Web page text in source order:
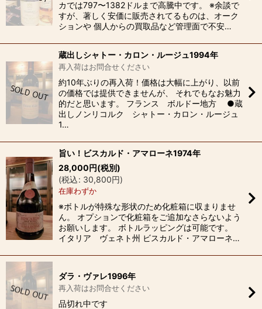
カでは797〜1382ドルまで高騰中です。 ※余談で
すが、著しく安価に販売されてるものは、オーク
ションや 個人からの買取品など管理面で不安…
蔵出しシャトー・カロン・ルージュ1994年
再入荷はお問合せください
約10年ぶりの再入荷！価格は大幅に上がり、以前
の価格では提供できませんが、 それでもなお魅力
的だと思います。 フランス ボルドー地方 ●蔵
出しノンリコルク シャトー・カロン・ルージュ
1…
旨い！ビスカルド・アマローネ1974年
28,000円(税別)
(税込: 30,800円)
在庫わずか
※ボトルが特殊な形状のため化粧箱に収まりませ
ん。 オプションで化粧箱をご追加なさらないよう
お願いします。 ボトルラッピングは可能です。
イタリア ヴェネト州 ビスカルド・アマローネ…
ダラ・ヴァレ1996年
再入荷はお問合せください
品切れ中です